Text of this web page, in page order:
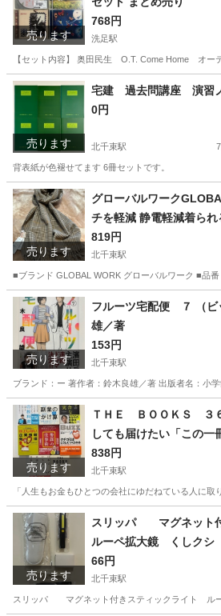
売ります
768円
洗足駅
【セット内容】 奥田民生 O.T. Come Home オ
東京 大田区 洗足駅 CD ユニコー
売ります
宅建 過去問講座 演習
0円
北千束駅
背表紙が色褪せてます 6冊セットです。
東京 大田区 北千束駅 就職、資格
売ります
グローバルワーク
チを軽減 静電軽減着ら
ンチェック55マフラース
膝掛けひざ掛けブラウン
さ約188センチ幅約67セ
レディース女性用婦人
819円
北千束駅
■ブランド GLOBAL WORK グローバルワーク ■品
東京 大田区 小物 グロ
売ります
フルーツ宅配便 ７ （ビ
雄／著
153円
北千束駅
ブランド：ー 著作者：鈴木良雄／著 出版者名：小
東京 大田区 北千束駅 マンガ、コミッ
売ります
ＴＨＥ ＢＯＯＫＳ ３
しても届けたい「この
8冊セット
838円
北千束駅
「人生もお金もひとつの会社にゆだねている人に
東京 大田区 北千束駅 ビジネス、経済
売ります
スリッパ マグネット
ルーペ拡大鏡 くしクシ
66円
北千束駅
スリッパ マグネット付きスティックライト ルー